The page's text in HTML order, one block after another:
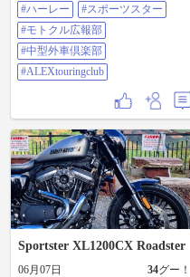
で記念撮影してきました😅 土坂峠
は低・中速コーナーが連続してい
てコンパクトな金さんにはピッタ
リのワインディングです☝️ 雨上が
りで濡れている箇所もありました
が久々に楽しめました🥰 ところで
コンパクトといえば先日そこそこ
バイクを知ってる人から「バイク
何乗ってるんすか？」って聞かれ
たので「ハーレーのスポーツスタ
ー」って答えました。 「ハーレー
ってデカいですよね？」と返され
たので「いやいやスポスタは小さ
いよ」と。 そしたら「スポスタっ
て883ってやつですか？」と。 「い
や俺のは1200だよ」って言ったら
「何言ってんすか‼️デケーじゃねえ
っすか‼️」と🤣 ハーレーにあまり詳
しくない人にとってはコンパクト
な金さんもデケーバイクの括りな
#ハーレー
#スポーツスター
#モトクル広報部
#中型外車倶楽部
#ALEXtouringclub
Sportster XL1200CX Roadster
06月07日 34グー！